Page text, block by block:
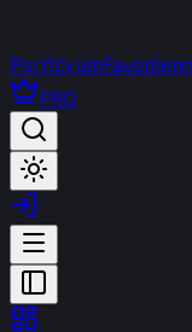
Portföyüm
PRO